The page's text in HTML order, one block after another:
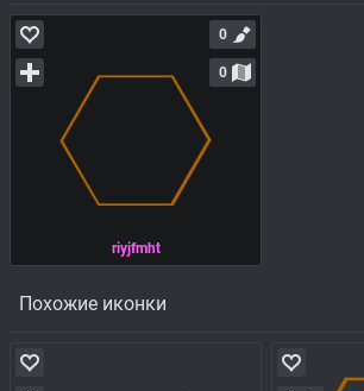
riyjfmht
0
0
Похожие иконки